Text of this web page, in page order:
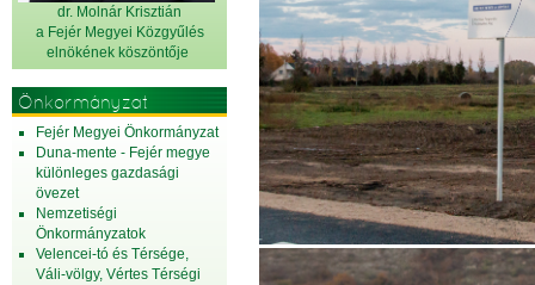
dr. Molnár Krisztián
a Fejér Megyei Közgyűlés
elnökének köszöntője
Önkormányzat
Fejér Megyei Önkormányzat
Duna-mente - Fejér megye
különleges gazdasági
övezet
Nemzetiségi
Önkormányzatok
Velencei-tó és Térsége,
Váli-völgy, Vértes Térségi